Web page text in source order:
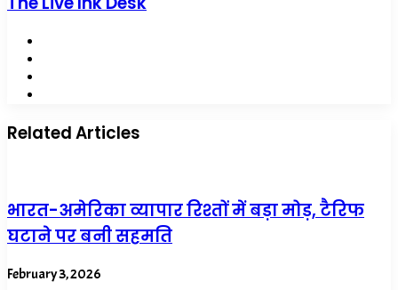
Related Articles
भारत-अमेरिका व्यापार रिश्तों में बड़ा मोड़, टैरिफ
घटाने पर बनी सहमति
February 3, 2026